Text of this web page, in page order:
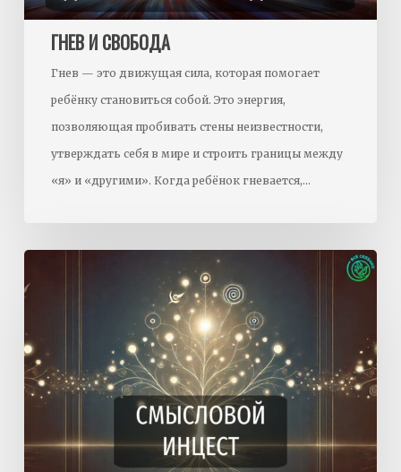
ГНЕВ И СВОБОДА
Гнев — это движущая сила, которая помогает
ребёнку становиться собой. Это энергия,
позволяющая пробивать стены неизвестности,
утверждать себя в мире и строить границы между
«я» и «другими». Когда ребёнок гневается,…
инцест